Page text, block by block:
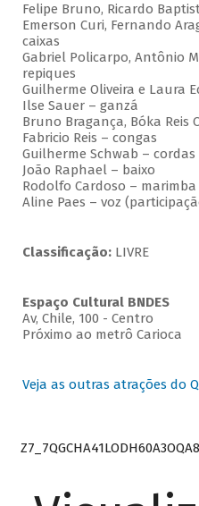
Felipe Bruno, Ricardo
Emerson Curi, Fernando
caixas
Gabriel Policarpo, Antônio
repiques
Guilherme Oliveira e Laura
Ilse Sauer – ganzá
Bruno Bragança, Bóka Reis
Fabricio Reis – congas
Guilherme Schwab – cordas
João Raphael – baixo
Rodolfo Cardoso – marimba
Aline Paes – voz
Classificação: LIVRE
Espaço Cultural BNDES
Av, Chile, 100 - Centro
Próximo ao metrô Carioca
Veja as outras atrações do